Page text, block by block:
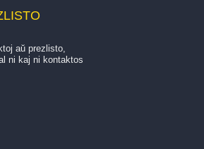
aŭ prezlisto,
ni kaj ni kontaktos
pri la gl de nia kompanio...
Quanjiang New Building Materials Co., Ltd. estas
specialiĝanta pri produktado de